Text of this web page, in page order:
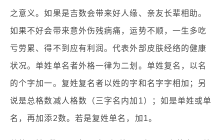
之意义。如果是吉数会带来好人缘、亲友长辈相助。
如果不好会带来意外伤残病痛，运势不顺，一生多吃
亏劳累、得不到应有利润。代表外部皮肤经络的健康
状况。单姓单名者外格一律为二划。单姓复名，以名
的个字加一。复姓复名者以姓的字和名字字相加；另
说是总格数减人格数（三字名内加1）；如是单姓或单
名，再加添2数。若是复姓单名，加1。